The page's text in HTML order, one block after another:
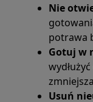
Nie
potrawa
Gotuj w
Usuń